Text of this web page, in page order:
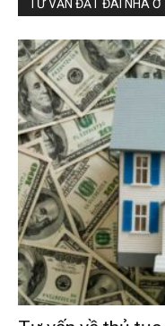
TƯ VẤN ĐẤT ĐAI NHÀ Ở